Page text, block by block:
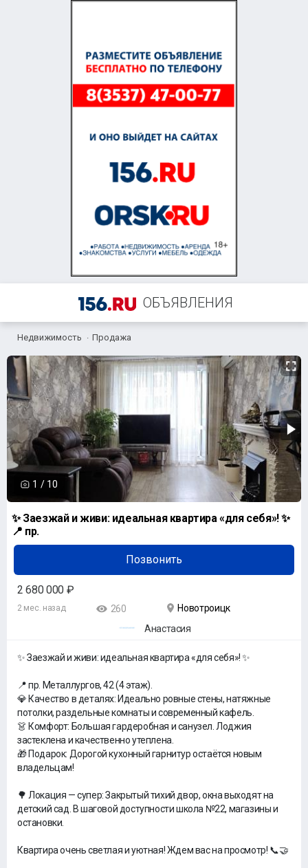
ОБЪЯВЛЕНИЯ
+7 (987) 873-01-47
Недвижимость Продажа
1 / 10
✨ Заезжай и живи: идеальная квартира «для себя»! ✨
📍 пр.
Позвонить
2 680 000 ₽
2 мес. назад 260
Новотроицк
Анастасия
✨ Заезжай и живи: идеальная квартира «для себя»! ✨
📍 пр. Металлургов, 42 (4 этаж).
💎 Качество в деталях: Идеально ровные стены, натяжные
потолки, раздельные комнаты и современный кафель.
👗 Комфорт: Большая гардеробная и санузел. Лоджия
застеклена и качественно утеплена.
🎁 Подарок: Дорогой кухонный гарнитур остаётся новым
владельцам!
🌳 Локация — супер: Закрытый тихий двор, окна выходят на
детский сад. В шаговой доступности школа №22, магазины и
остановки.
Квартира очень светлая и уютная! Ждем вас на просмотр! 📞🤝